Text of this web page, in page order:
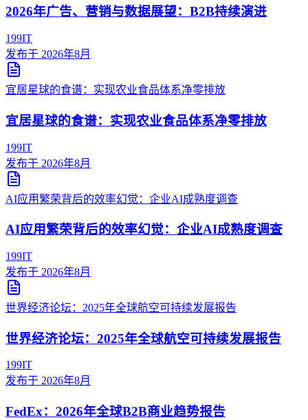
2026年广告、营销与数据展望：B2B持续演进
199IT
发布于 2026年8月
宜居星球的食谱：实现农业食品体系净零排放
宜居星球的食谱：实现农业食品体系净零排放
199IT
发布于 2026年8月
AI应用繁荣背后的效率幻觉：企业AI成熟度调查
AI应用繁荣背后的效率幻觉：企业AI成熟度调查
199IT
发布于 2026年8月
世界经济论坛：2025年全球航空可持续发展报告
世界经济论坛：2025年全球航空可持续发展报告
199IT
发布于 2026年8月
FedEx：2026年全球B2B商业趋势报告